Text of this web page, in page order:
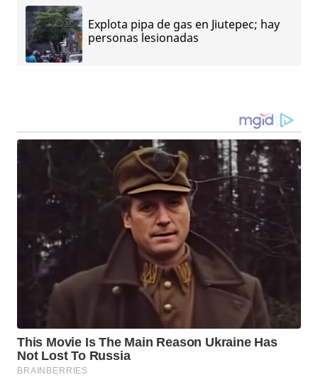
Explota pipa de gas en Jiutepec; hay
personas lesionadas